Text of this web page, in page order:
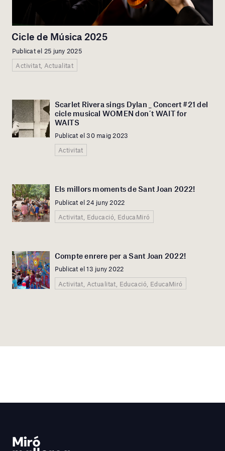
Cicle de Música 2025
Publicat el 25 juny 2025
Activitat, Actualitat
Scarlet Rivera sings Dylan _ Concert #21 del
cicle musical WOMEN don´t WAIT for
WAITS
Publicat el 30 maig 2023
Activitat
Els millors moments de Sant Joan 2022!
Publicat el 24 juny 2022
Activitat, Educació, EducaMiró
Compte enrere per a Sant Joan 2022!
Publicat el 13 juny 2022
Activitat, Actualitat, Educació, EducaMiró